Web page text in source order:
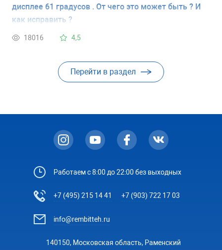
дисплее 61 градусов . От чего это может быть ? И
как исправить ?
18016 4,5
Перейти в раздел
Работаем с 8:00 до 22:00 без выходных
+7 (495) 215 14 41 +7 (903) 722 17 03
info@rembitteh.ru
140150, Московская область, Раменский